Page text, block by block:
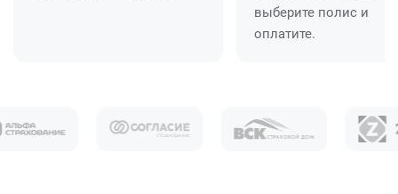
выберите полис и
оплатите.